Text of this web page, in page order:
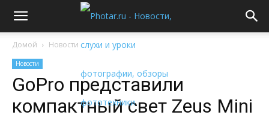
Домой Новости
Новости
GoPro представили
компактный свет Zeus Mini